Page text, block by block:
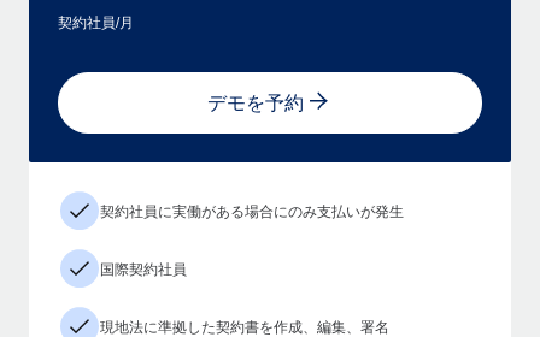
契約社員/月
デモを予約
契約社員に実働がある場合にのみ支払いが発生
国際契約社員
現地法に準拠した契約書を作成、編集、署名